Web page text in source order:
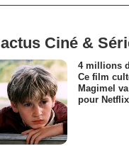
Ciné &
4 millions
Ce film
Magimel
pour Netflix